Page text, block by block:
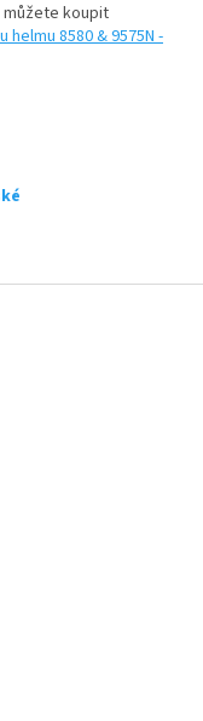
koupit
8580 & 9575N -